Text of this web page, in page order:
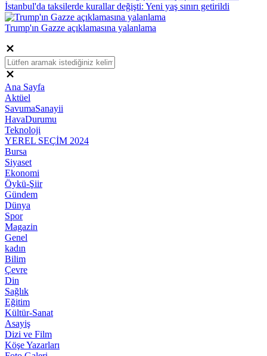
İstanbul'da taksilerde kurallar değişti: Yeni yaş sınırı getirildi
Trump'ın Gazze açıklamasına yalanlama
Ana Sayfa
Aktüel
SavumaSanayii
HavaDurumu
Teknoloji
YEREL SEÇİM 2024
Bursa
Siyaset
Ekonomi
Öykü-Şiir
Gündem
Dünya
Spor
Magazin
Genel
kadın
Bilim
Çevre
Din
Sağlık
Eğitim
Kültür-Sanat
Asayiş
Dizi ve Film
Köşe Yazarları